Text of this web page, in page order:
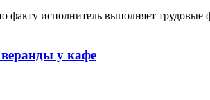
факту исполнитель выполняет
у кафе